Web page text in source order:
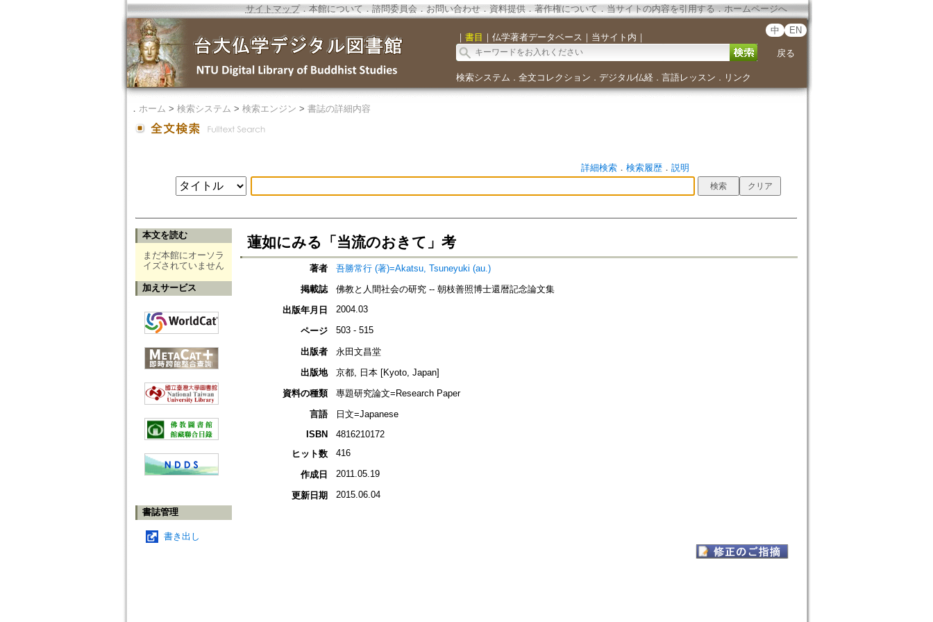
サイトマップ．本館について ． 諮問委員会． お問い合わせ． 資料提供． 著作権について．当サイトの内容を引用する ． ホームページへ
｜ 書目 ｜ 仏学著者データベース ｜ 当サイト内 ｜
中 EN
戻る
検索システム ． 全文コレクション ． デジタル仏経． 言語レッスン ． リンク
． ホーム > 検索システム > 検索エンジン > 書誌の詳細内容
詳細検索． 検索履歴． 説明
本文を読む
まだ本館にオーソラ
イズされていません
加えサービス
書誌管理
書き出し
蓮如にみる「当流のおきて」考
著者
吾勝常行 (著)=Akatsu, Tsuneyuki (au.)
掲載誌
佛教と人間社会の研究 -- 朝枝善照博士還暦記念論文集
出版年月日
2004.03
ページ 503 - 515
出版者
永田文昌堂
出版地
京都, 日本 [Kyoto, Japan]
資料の種類
專題研究論文=Research Paper
言語
日文=Japanese
ISBN
4816210172
ヒット数
416
作成日 2011.05.19
更新日期 2015.06.04